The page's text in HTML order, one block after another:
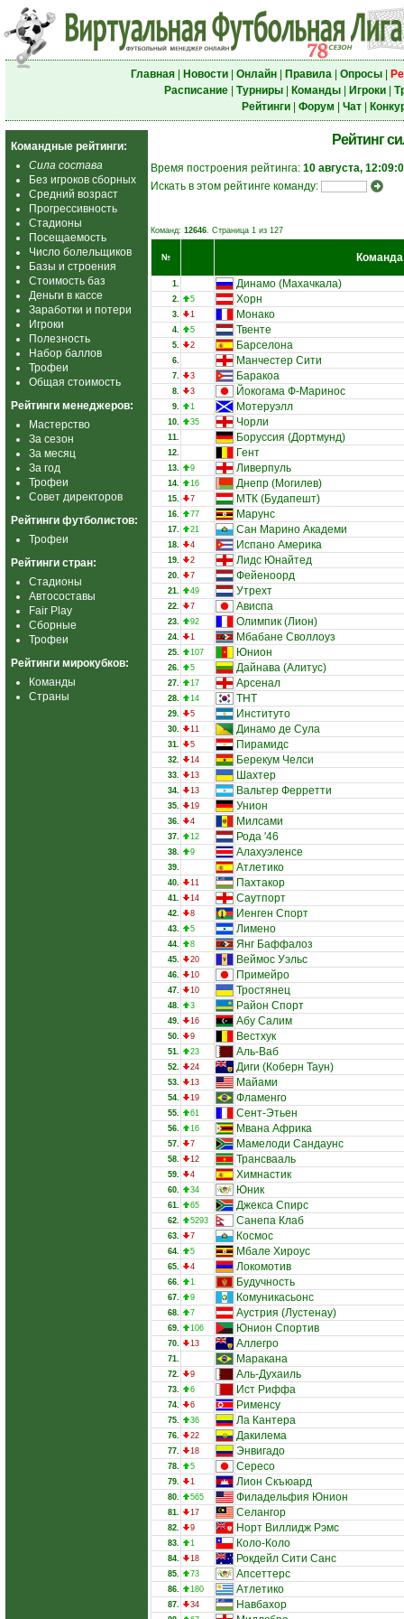
Главная| Новости| Онлайн| Правила| Опросы|
Расписание| Турниры| Команды| Игроки|
Рейтинги| Форум Чат|
Командные рейтинги:
Сила состава
Без игроков сборных
Средний возраст
Прогрессивность
Стадионы
Посещаемость
Число болельщиков
Базы и строения
Стоимость баз
Деньги в кассе
Заработки и потери
Игроки
Полезность
Набор баллов
Трофеи
Общая стоимость
Рейтинги менеджеров:
Мастерство
За сезон
За месяц
За год
Трофеи
Совет директоров
Рейтинги футболистов:
Трофеи
Рейтинги стран:
Стадионы
Автосоставы
Fair Play
Сборные
Трофеи
Рейтинги мирокубков:
Команды
Страны
Рейтинг
Время построения рейтинга: 10 августа,
Искать в этом рейтинге команду:
Команд: 12646. Страница 1 из 127
№ Команда
1. Динамо (Махачкала)
2. 5 Хорн
3. 1 Монако
4. 5 Твенте
5. 2 Барселона
6. Манчестер Сити
7. 3 Баракоа
8. 3 Йокогама Ф-Маринос
9. 1 Мотеруэлл
10. 35 Чорли
11. Боруссия (Дортмунд)
12. Гент
13. 9 Ливерпуль
14. 16 Днепр (Могилев)
15. 7 МТК (Будапешт)
16. 77 Марунс
17. 21 Сан Марино Академи
18. 4 Испано Америка
19. 2 Лидс Юнайтед
20. 7 Фейеноорд
21. 49 Утрехт
22. 7 Ависпа
23. 92 Олимпик (Лион)
24. 1 Мбабане Своллоуз
25. 107 Юнион
26. 5 Дайнава (Алитус)
27. 17 Арсенал
28. 14 ТНТ
29. 5 Институто
30. 11 Динамо де Сула
31. 5 Пирамидс
32. 14 Берекум Челси
33. 13 Шахтер
34. 13 Вальтер Ферретти
35. 19 Унион
36. 4 Милсами
37. 12 Рода '46
38. 9 Алахуэленсе
39. Атлетико
40. 11 Пахтакор
41. 14 Саутпорт
42. 8 Иенген Спорт
43. 5 Лимено
44. 8 Янг Баффалоз
45. 20 Веймос Уэльс
46. 10 Примейро
47. 10 Тростянец
48. 3 Район Спорт
49. 16 Абу Салим
50. 9 Вестхук
51. 23 Аль-Ваб
52. 24 Диги (Коберн Таун)
53. 13 Майами
54. 19 Фламенго
55. 61 Сент-Этьен
56. 16 Мвана Африка
57. 7 Мамелоди Сандаунс
58. 12 Трансвааль
59. 4 Химнастик
60. 34 Юник
61. 65 Джекса Спирс
62. 5293 Санепа Клаб
63. 7 Космос
64. 5 Мбале Хироус
65. 4 Локомотив
66. 1 Будучность
67. 9 Комуникасьонс
68. 7 Аустрия (Лустенау)
69. 106 Юнион Спортив
70. 13 Аллегро
71. Маракана
72. 9 Аль-Духаиль
73. 6 Ист Риффа
74. 6 Рименсу
75. 36 Ла Кантера
76. 22 Дакилема
77. 18 Энвигадо
78. 5 Сересо
79. 1 Лион Скъюард
80. 565 Филадельфия Юнион
81. 17 Селангор
82. 9 Норт Виллидж Рэмс
83. 1 Коло-Коло
84. 18 Рокдейл Сити Санс
85. 73 Апсеттерс
86. 180 Атлетико
87. 34 Навбахор